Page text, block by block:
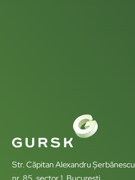
Str. Căpitan Alexandru Șerbănescu